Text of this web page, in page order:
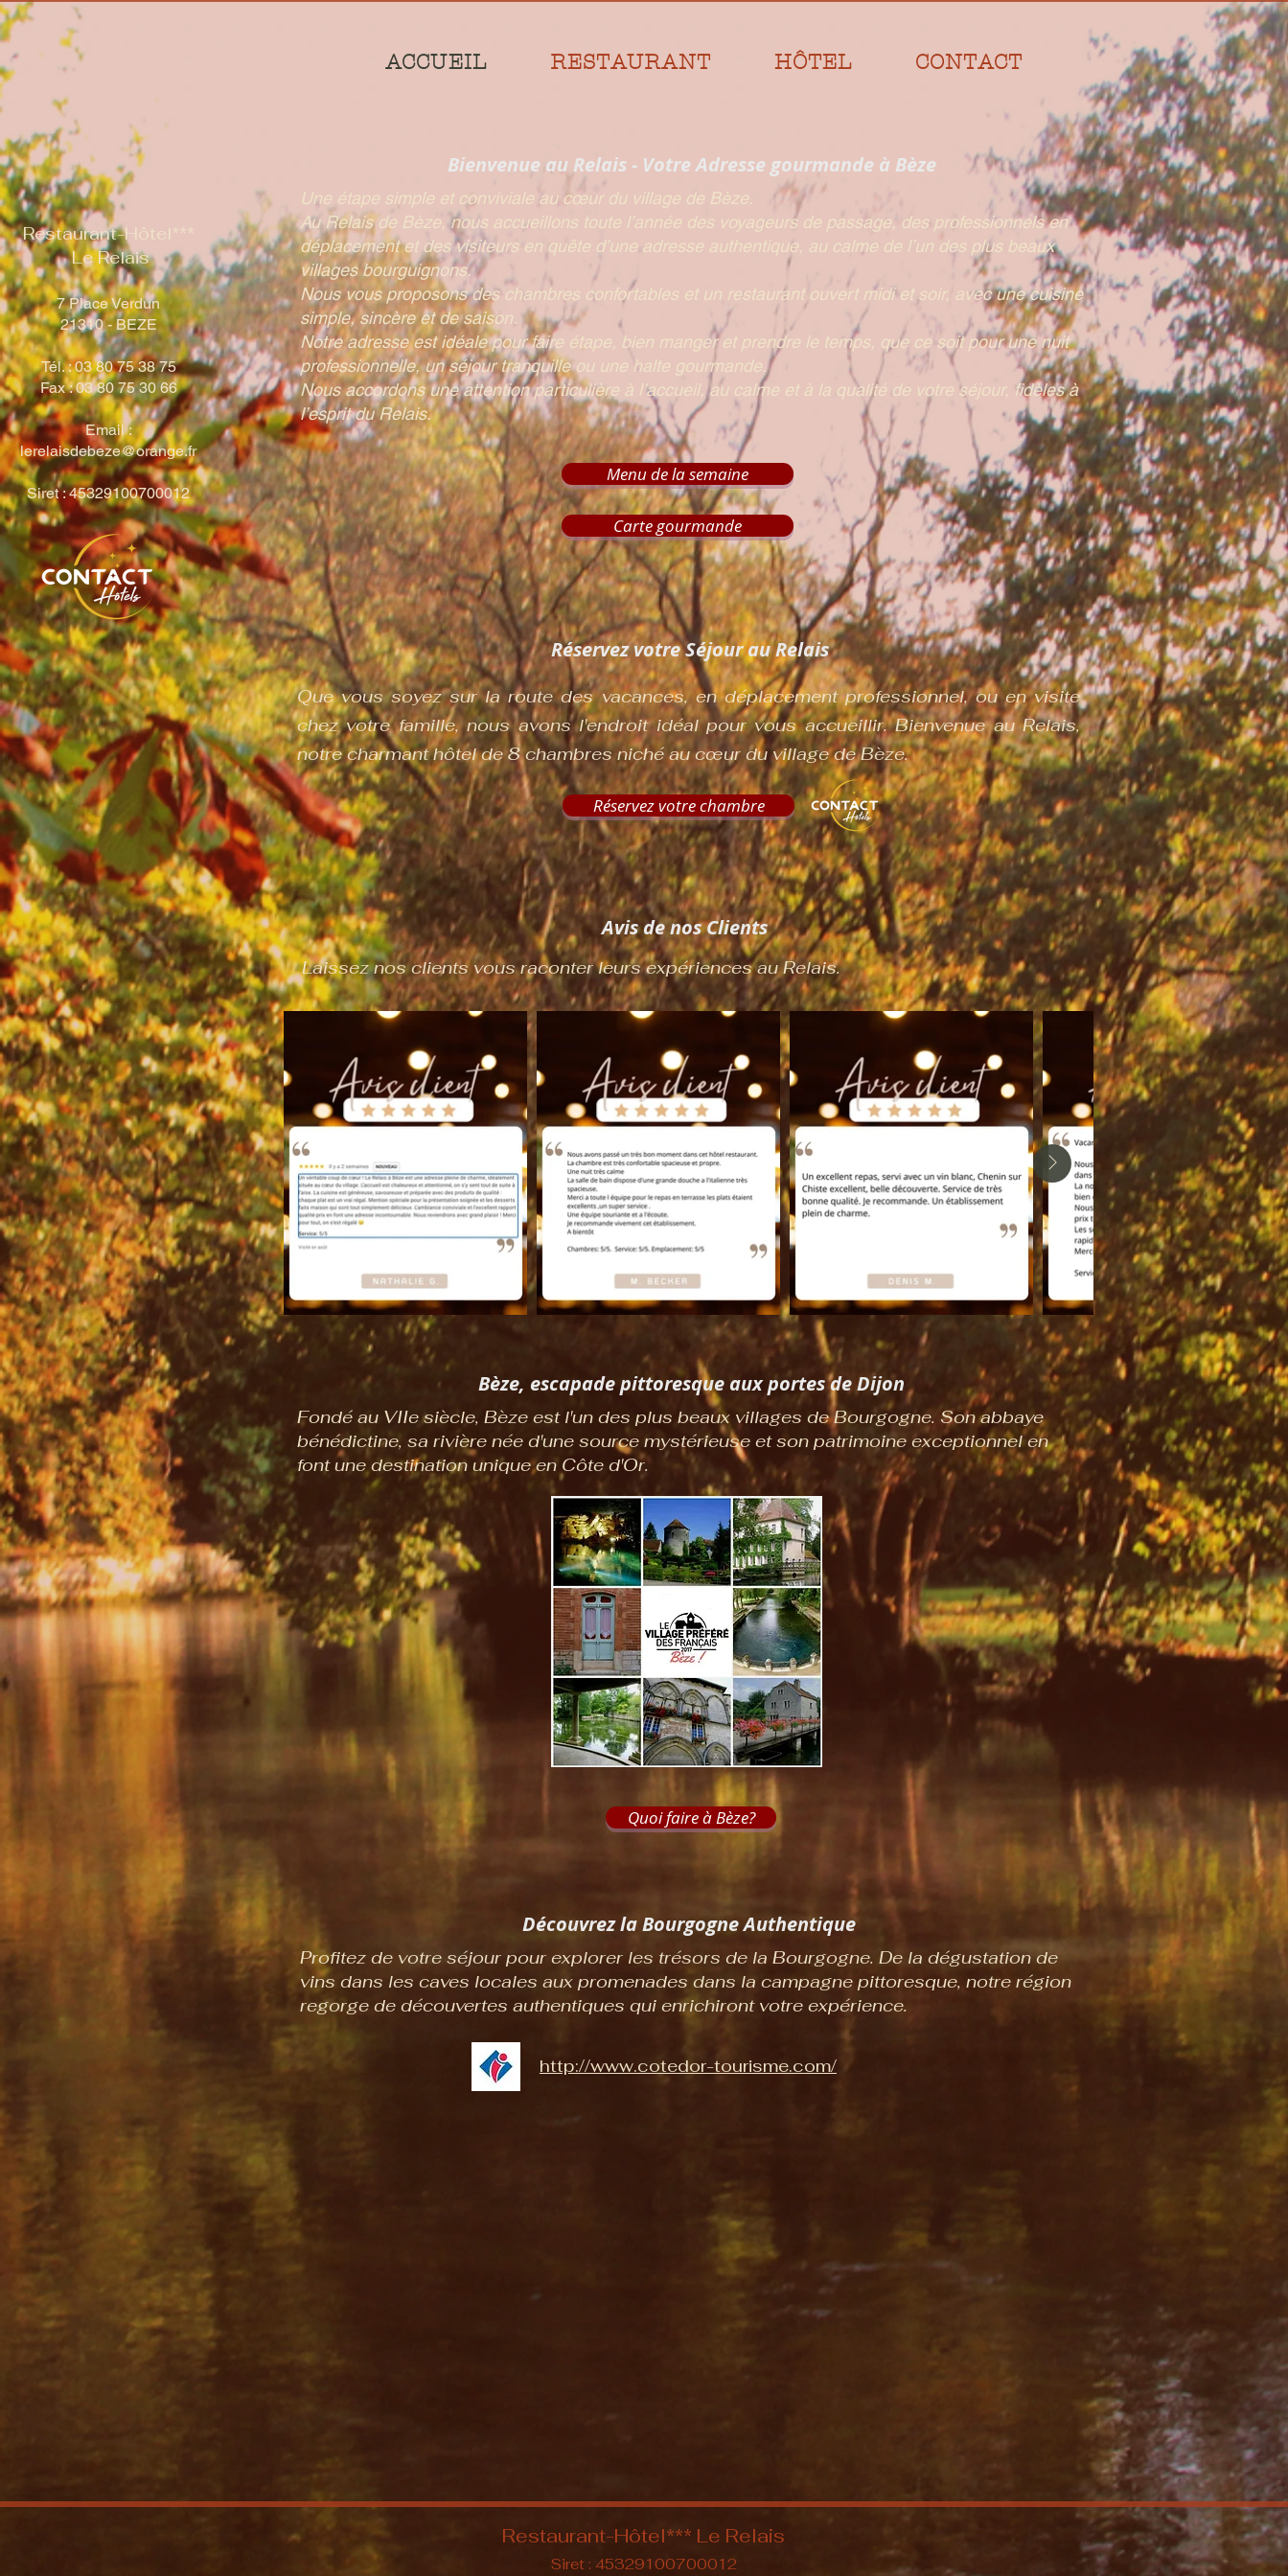
ACCUEIL RESTAURANT HÔTEL CONTACT
Restaurant-Hôtel***
Le Relais
7 Place Verdun
21310 - BEZE
Tél. : 03 80 75 38 75
Fax : 03 80 75 30 66
Email :
lerelaisdebeze@orange.fr
Siret : 45329100700012
Bienvenue au Relais - Votre Adresse gourmande à Bèze
Une étape simple et conviviale au cœur du village de Bèze.
Au Relais de Bèze, nous accueillons toute l’année des voyageurs de passage, des professionnels en
déplacement et des visiteurs en quête d’une adresse authentique, au calme de l’un des plus beaux
villages bourguignons.
Nous vous proposons des chambres confortables et un restaurant ouvert midi et soir, avec une cuisine
simple, sincère et de saison.
Notre adresse est idéale pour faire étape, bien manger et prendre le temps, que ce soit pour une nuit
professionnelle, un séjour tranquille ou une halte gourmande.
Nous accordons une attention particulière à l’accueil, au calme et à la qualité de votre séjour, fidèles à
l’esprit du Relais.
Menu de la semaine
Carte gourmande
Réservez votre Séjour au Relais
Que vous soyez sur la route des vacances, en déplacement professionnel, ou en visite
chez votre famille, nous avons l'endroit idéal pour vous accueillir. Bienvenue au Relais,
notre charmant hôtel de 8 chambres niché au cœur du village de Bèze.
Réservez votre chambre
Avis de nos Clients
Laissez nos clients vous raconter leurs expériences au Relais.
Bèze, escapade pittoresque aux portes de Dijon
http://www.cotedor-tourisme.com/
Découvrez la Bourgogne Authentique
Profitez de votre séjour pour explorer les trésors de la Bourgogne. De la dégustation de
vins dans les caves locales aux promenades dans la campagne pittoresque, notre région
regorge de découvertes authentiques qui enrichiront votre expérience.
Fondé au VIIe siècle, Bèze est l'un des plus beaux villages de Bourgogne. Son abbaye
bénédictine, sa rivière née d'une source mystérieuse et son patrimoine exceptionnel en
font une destination unique en Côte d'Or.
Quoi faire à Bèze?
Restaurant-Hôtel*** Le Relais​
Siret : 45329100700012